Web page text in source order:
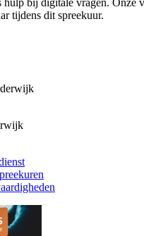
tijdens dit spreekuur.